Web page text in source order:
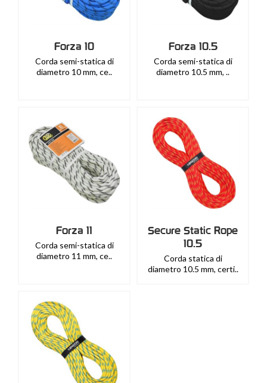
Forza 10
Corda semi-statica di
diametro 10 mm, ce..
Forza 10.5
Corda semi-statica di
diametro 10.5 mm, ..
Forza 11
Corda semi-statica di
diametro 11 mm, ce..
Secure Static Rope
10.5
Corda statica di
diametro 10.5 mm, certi..